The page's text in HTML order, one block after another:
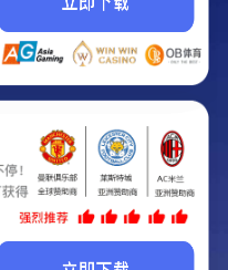
线啦...